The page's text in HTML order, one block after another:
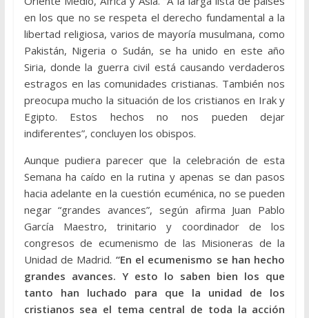
en los que no se respeta el derecho fundamental a la
libertad religiosa, varios de mayoría musulmana, como
Pakistán, Nigeria o Sudán, se ha unido en este año
Siria, donde la guerra civil está causando verdaderos
estragos en las comunidades cristianas. También nos
preocupa mucho la situación de los cristianos en Irak y
Egipto. Estos hechos no nos pueden dejar
indiferentes”, concluyen los obispos.
Aunque pudiera parecer que la celebración de esta
Semana ha caído en la rutina y apenas se dan pasos
hacia adelante en la cuestión ecuménica, no se pueden
negar “grandes avances”, según afirma Juan Pablo
García Maestro, trinitario y coordinador de los
congresos de ecumenismo de las Misioneras de la
Unidad de Madrid. “En el ecumenismo se han hecho
grandes avances. Y esto lo saben bien los que
tanto han luchado para que la unidad de los
cristianos sea el tema central de toda la acción